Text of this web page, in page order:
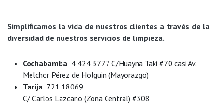
Simplificamos la vida de nuestros clientes a través de la
diversidad de nuestros servicios de limpieza.
Cochabamba 4 424 3777 C/Huayna Taki #70 casi Av.
Melchor Pérez de Holguin (Mayorazgo)
Tarija 721 18069
C/ Carlos Lazcano (Zona Central) #308